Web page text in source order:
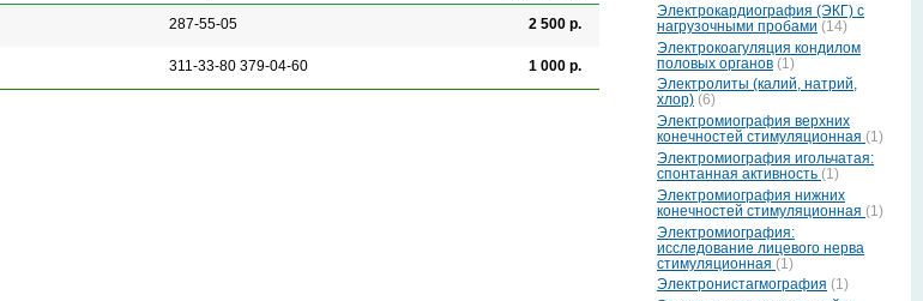
Электрокардиография (ЭКГ) с
нагрузочными пробами (14)
Электрокоагуляция кондилом
половых органов (1)
Электролиты (калий, натрий,
хлор) (6)
Электромиография верхних
конечностей стимуляционная (1)
Электромиография игольчатая:
спонтанная активность (1)
Электромиография нижних
конечностей стимуляционная (1)
Электромиография:
исследование лицевого нерва
стимуляционная (1)
Электронистагмография (1)
287-55-05 2 500 р.
311-33-80 379-04-60 1 000 р.